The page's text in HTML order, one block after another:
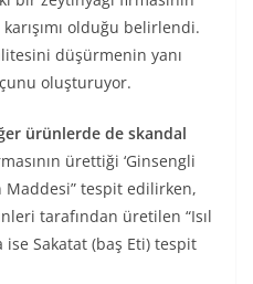
olduğu belirlendi.
düşürmenin yanı
oluşturuyor.
ürünlerde de skandal
ürettiği ‘Ginsengli
Maddesi” tespit edilirken,
tarafından üretilen “Isıl
ise Sakatat (baş Eti) tespit